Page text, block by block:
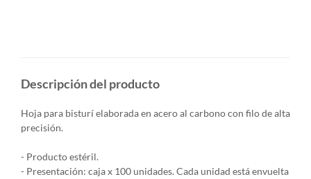
Descripción del producto
Hoja para bisturí elaborada en acero al carbono con filo de alta
precisión.
- Producto estéril.
- Presentación: caja x 100 unidades. Cada unidad está envuelta